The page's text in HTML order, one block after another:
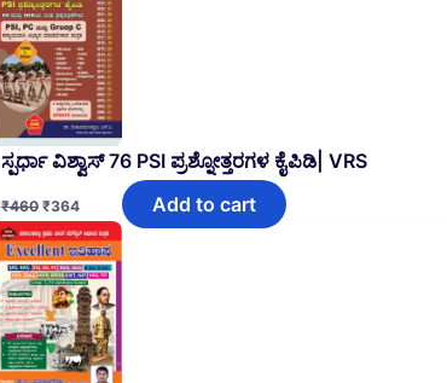
ಸ್ಪರ್ಧಾ ವಿಶ್ವಾಸ್ 76 PSI ಪ್ರಶ್ನೋತ್ತರಗಳ ಕೈಪಿಡಿ| VRS
₹460 ₹364 Add to cart